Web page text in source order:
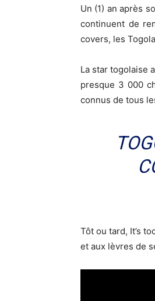
Un (1) an après
continuent de
covers, les
La star togolaise
presque 3 000
connus de tous
Tôt ou tard, It’s
et aux lèvres de